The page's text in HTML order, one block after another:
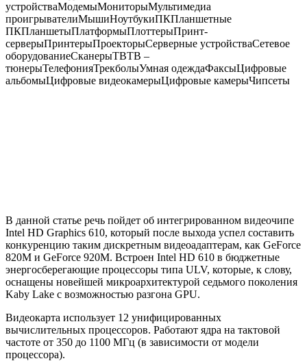
устройстваМодемыМониторыМультимедиа
проигрывателиМышиНоутбукиПКПланшетные
ПКПланшетыПлатформыПлоттерыПринт-
серверыПринтерыПроекторыСерверные устройстваСетевое
оборудованиеСканерыТВТВ –
тюнерыТелефонияТрекболыУмная одеждаФаксыЦифровые
альбомыЦифровые видеокамерыЦифровые камерыЧипсеты
В данной статье речь пойдет об интегрированном видеочипе
Intel HD Graphics 610, который после выхода успел составить
конкуренцию таким дискретным видеоадаптерам, как GeForce
820M и GeForce 920M. Встроен Intel HD 610 в бюджетные
энергосберегающие процессоры типа ULV, которые, к слову,
оснащены новейшей микроархитектурой седьмого поколения
Kaby Lake с возможностью разгона GPU.
Видеокарта использует 12 унифицированных
вычислительных процессоров. Работают ядра на тактовой
частоте от 350 до 1100 МГц (в зависимости от модели
процессора).